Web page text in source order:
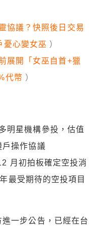
協議？快照後日交易
憂心變女巫 ）
展開「女巫自首+獵
代幣 ）
明星機構參投，估值
操作協議
月初拍板確定空投消
最受期待的空投項目
一步公告，已經在台